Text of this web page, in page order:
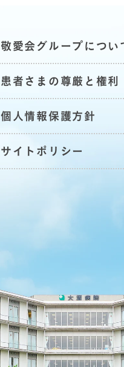
敬愛会グループについ
患者さまの尊厳と権利
個人情報保護方針
サイトポリシー